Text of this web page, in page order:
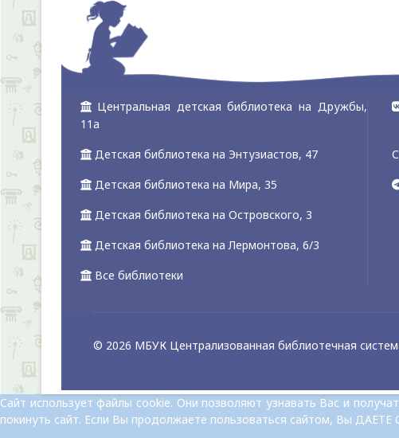
Центральная детская библиотека на Дружбы,
11а
Детская библиотека на Энтузиастов, 47
Детская библиотека на Мира, 35
Детская библиотека на Островского, 3
Детская библиотека на Лермонтова, 6/3
Все библиотеки
© 2026 МБУК Централизованная библиотечная
Сайт использует файлы cookie. Они позволяют узнавать Вас и
покинуть сайт. Если Вы продолжаете пользоваться сайтом, Вы